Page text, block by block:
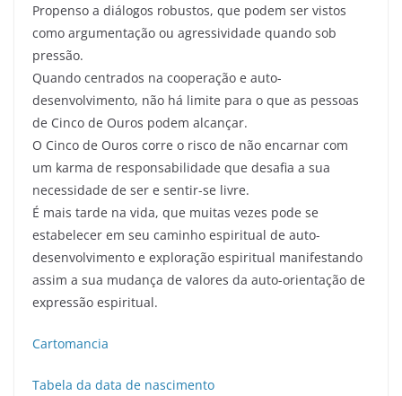
Propenso a diálogos robustos, que podem ser vistos
como argumentação ou agressividade quando sob
pressão.
Quando centrados na cooperação e auto-
desenvolvimento, não há limite para o que as pessoas
de Cinco de Ouros podem alcançar.
O Cinco de Ouros corre o risco de não encarnar com
um karma de responsabilidade que desafia a sua
necessidade de ser e sentir-se livre.
É mais tarde na vida, que muitas vezes pode se
estabelecer em seu caminho espiritual de auto-
desenvolvimento e exploração espiritual manifestando
assim a sua mudança de valores da auto-orientação de
expressão espiritual.
Cartomancia
Tabela da data de nascimento